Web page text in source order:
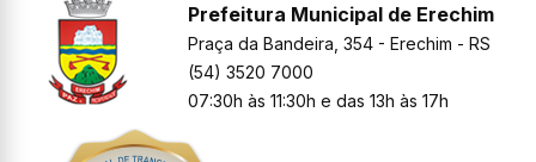
Prefeitura Municipal de Erechim
Praça da Bandeira, 354 - Erechim - RS
(54) 3520 7000
07:30h às 11:30h e das 13h às 17h